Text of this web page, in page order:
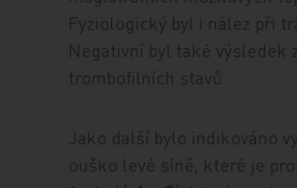
Fyziologický byl i nález při
Negativní byl také
trombofilních stavů.
Jako další bylo indikováno
ouško levé síně, které je